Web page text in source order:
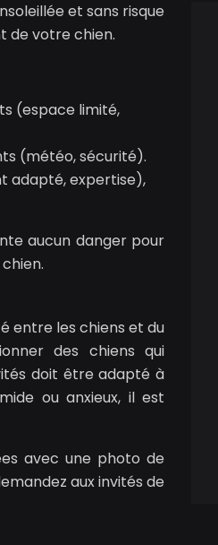
et sans risque
de votre chien.
(espace limité,
(météo, sécurité).
adapté, expertise),
aucun danger pour
entre les chiens et du
des chiens qui
doit être adapté à
ou anxieux, il est
avec une photo de
aux invités de